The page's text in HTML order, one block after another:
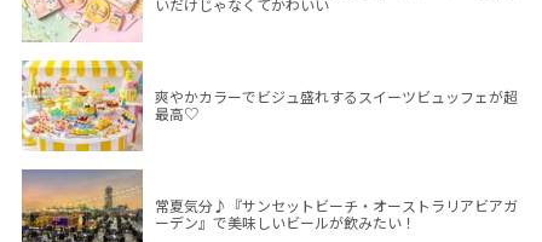
いだけじゃなくてかわいい
爽やかカラーでビジュ盛れするスイーツビュッフェが超
最高♡
常夏気分♪『サンセットビーチ・オーストラリアビアガ
ーデン』で美味しいビールが飲みたい！